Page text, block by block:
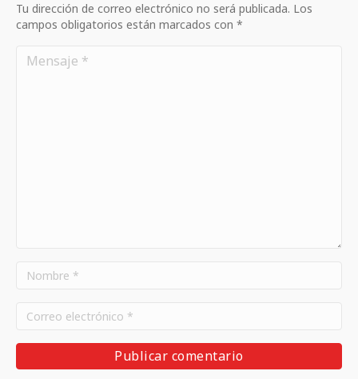
Tu dirección de correo electrónico no será publicada. Los
campos obligatorios están marcados con *